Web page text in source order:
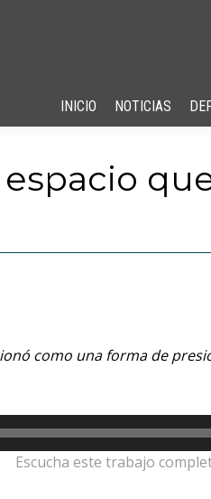
INICIO NOTICIAS
como una forma de
Escucha este trabajo